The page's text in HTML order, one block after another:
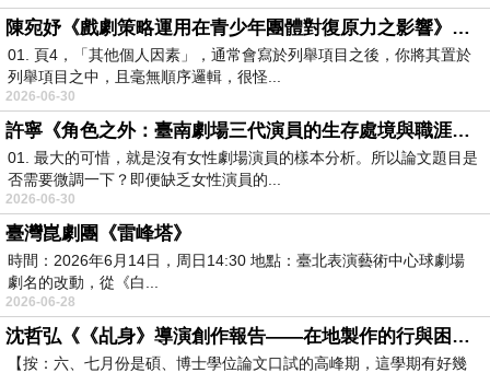
陳宛妤《戲劇策略運用在青少年團體對復原力之影響》閱讀筆記
01. 頁4，「其他個人因素」，通常會寫於列舉項目之後，你將其置於
列舉項目之中，且毫無順序邏輯，很怪...
2026-06-30
許寧《角色之外：臺南劇場三代演員的生存處境與職涯樣態》（1987-2019）閱讀筆記
01. 最大的可惜，就是沒有女性劇場演員的樣本分析。所以論文題目是
否需要微調一下？即便缺乏女性演員的...
2026-06-30
臺灣崑劇團《雷峰塔》
時間：2026年6月14日，周日14:30 地點：臺北表演藝術中心球劇場
劇名的改動，從《白...
2026-06-28
沈哲弘《《乩身》導演創作報告——在地製作的行與困》閱讀筆記
【按：六、七月份是碩、博士學位論文口試的高峰期，這學期有好幾